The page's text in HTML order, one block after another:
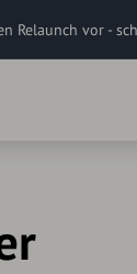
Relaunch vor -